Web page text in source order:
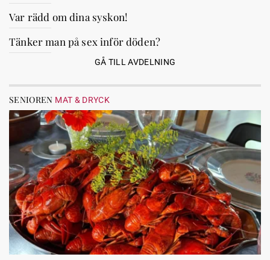
Var rädd om dina syskon!
Tänker man på sex inför döden?
GÅ TILL AVDELNING
SENIOREN MAT & DRYCK